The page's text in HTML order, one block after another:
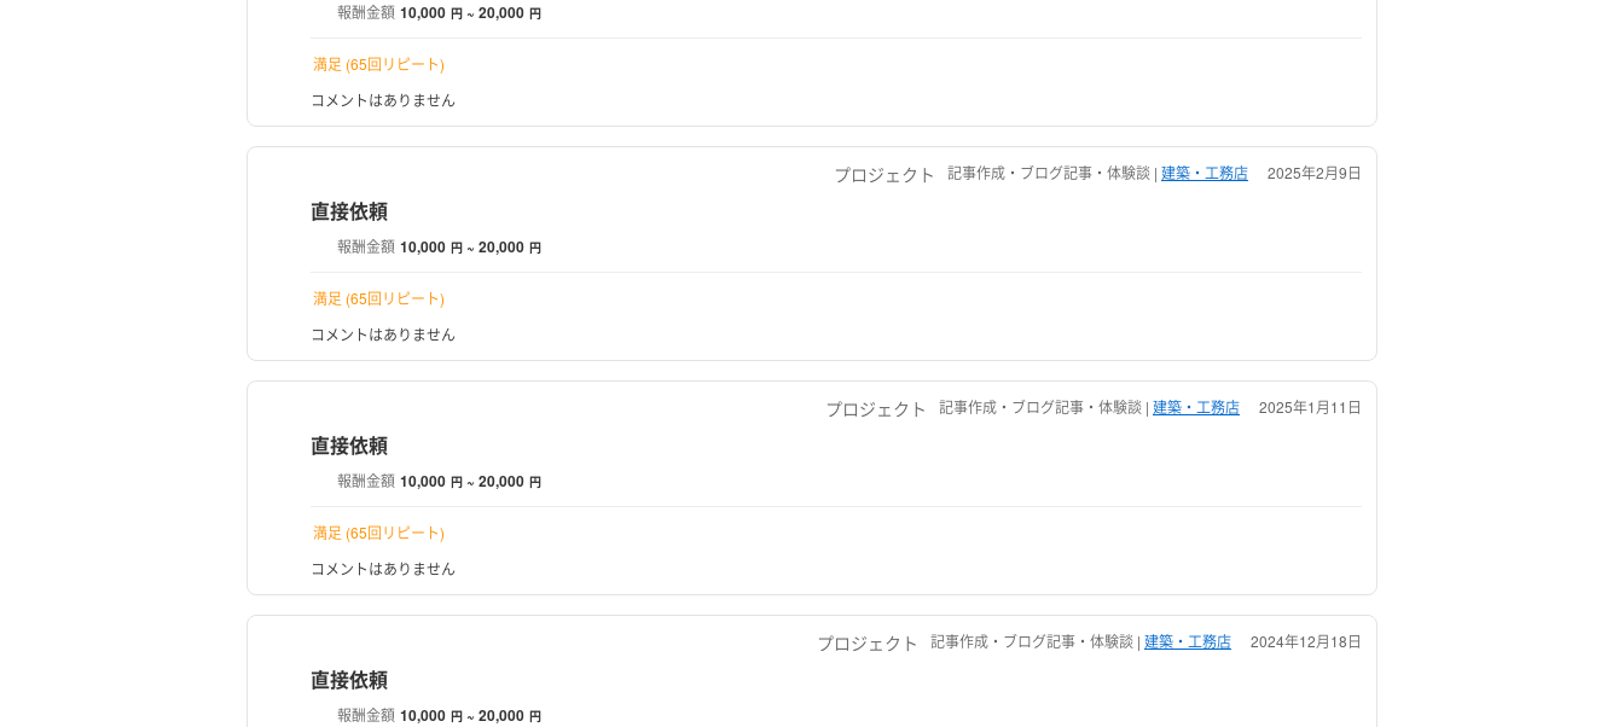
報酬金額 10,000 円 ~ 20,000 円
満足 (65回リピート)
コメントはありません
プロジェクト 記事作成・ブログ記事・体験談 | 建築・工務店 2025年2月9日
直接依頼
報酬金額 10,000 円 ~ 20,000 円
満足 (65回リピート)
コメントはありません
プロジェクト 記事作成・ブログ記事・体験談 | 建築・工務店 2025年1月11日
直接依頼
報酬金額 10,000 円 ~ 20,000 円
満足 (65回リピート)
コメントはありません
プロジェクト 記事作成・ブログ記事・体験談 | 建築・工務店 2024年12月18日
直接依頼
報酬金額 10,000 円 ~ 20,000 円